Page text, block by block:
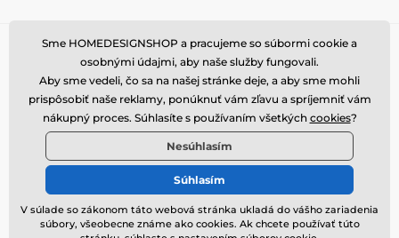
© 2026 www.homedesignshop.sk ⦁ E-shop vytvorilaSIMPLIA.cz
Sme HOMEDESIGNSHOP a pracujeme so súbormi cookie a
osobnými údajmi, aby naše služby fungovali.
Aby sme vedeli, čo sa na našej stránke deje, a aby sme mohli
prispôsobiť naše reklamy, ponúknuť vám zľavu a spríjemniť vám
nákupný proces. Súhlasíte s používaním všetkých cookies?
Nesúhlasím
Súhlasím
V súlade so zákonom táto webová stránka ukladá do vášho zariadenia
súbory, všeobecne známe ako cookies. Ak chcete používať túto